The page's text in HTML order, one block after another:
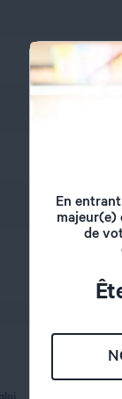
En
majeur(e)
de